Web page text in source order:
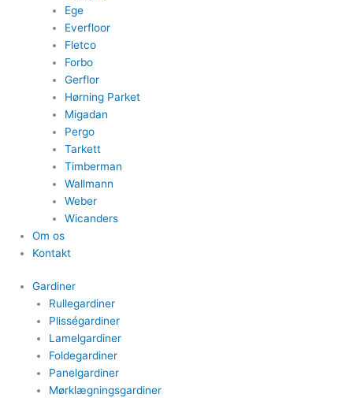
Ege
Everfloor
Fletco
Forbo
Gerflor
Hørning Parket
Migadan
Pergo
Tarkett
Timberman
Wallmann
Weber
Wicanders
Om os
Kontakt
Gardiner
Rullegardiner
Plisségardiner​
Lamelgardiner​
Foldegardiner
Panelgardiner​
Mørklægningsgardiner